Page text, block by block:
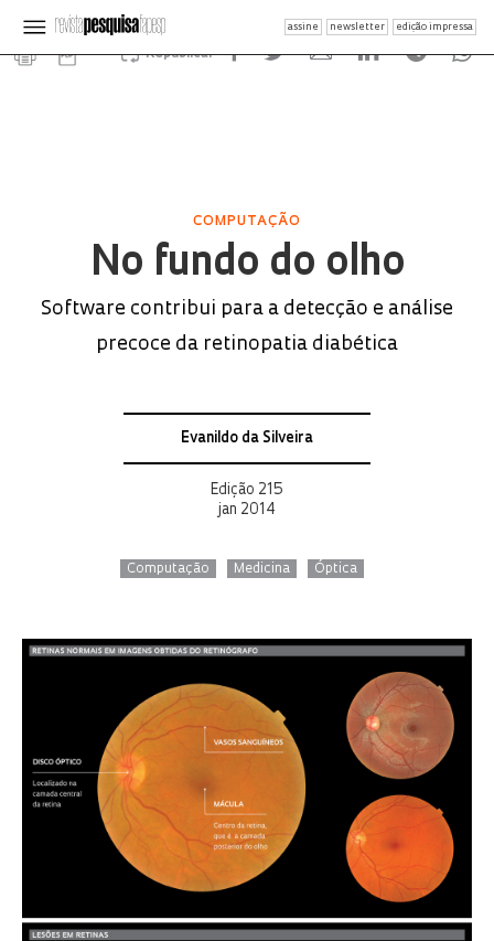
assine newsletter edição impressa
Republicar
COMPUTAÇÃO
No fundo do olho
Software contribui para a detecção e análise
precoce da retinopatia diabética
Evanildo da Silveira
Edição 215
jan 2014
Computação Medicina Óptica